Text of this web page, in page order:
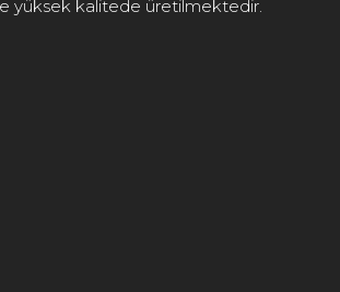
yüksek kalitede üretilmektedir.